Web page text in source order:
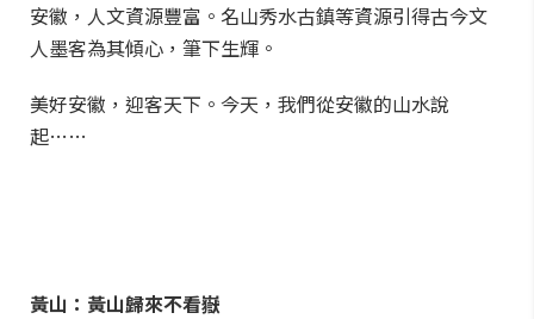
安徽，人文資源豐富。名山秀水古鎮等資源引得古今文
人墨客為其傾心，筆下生輝。
美好安徽，迎客天下。今天，我們從安徽的山水說
起……
黃山：黃山歸來不看嶽